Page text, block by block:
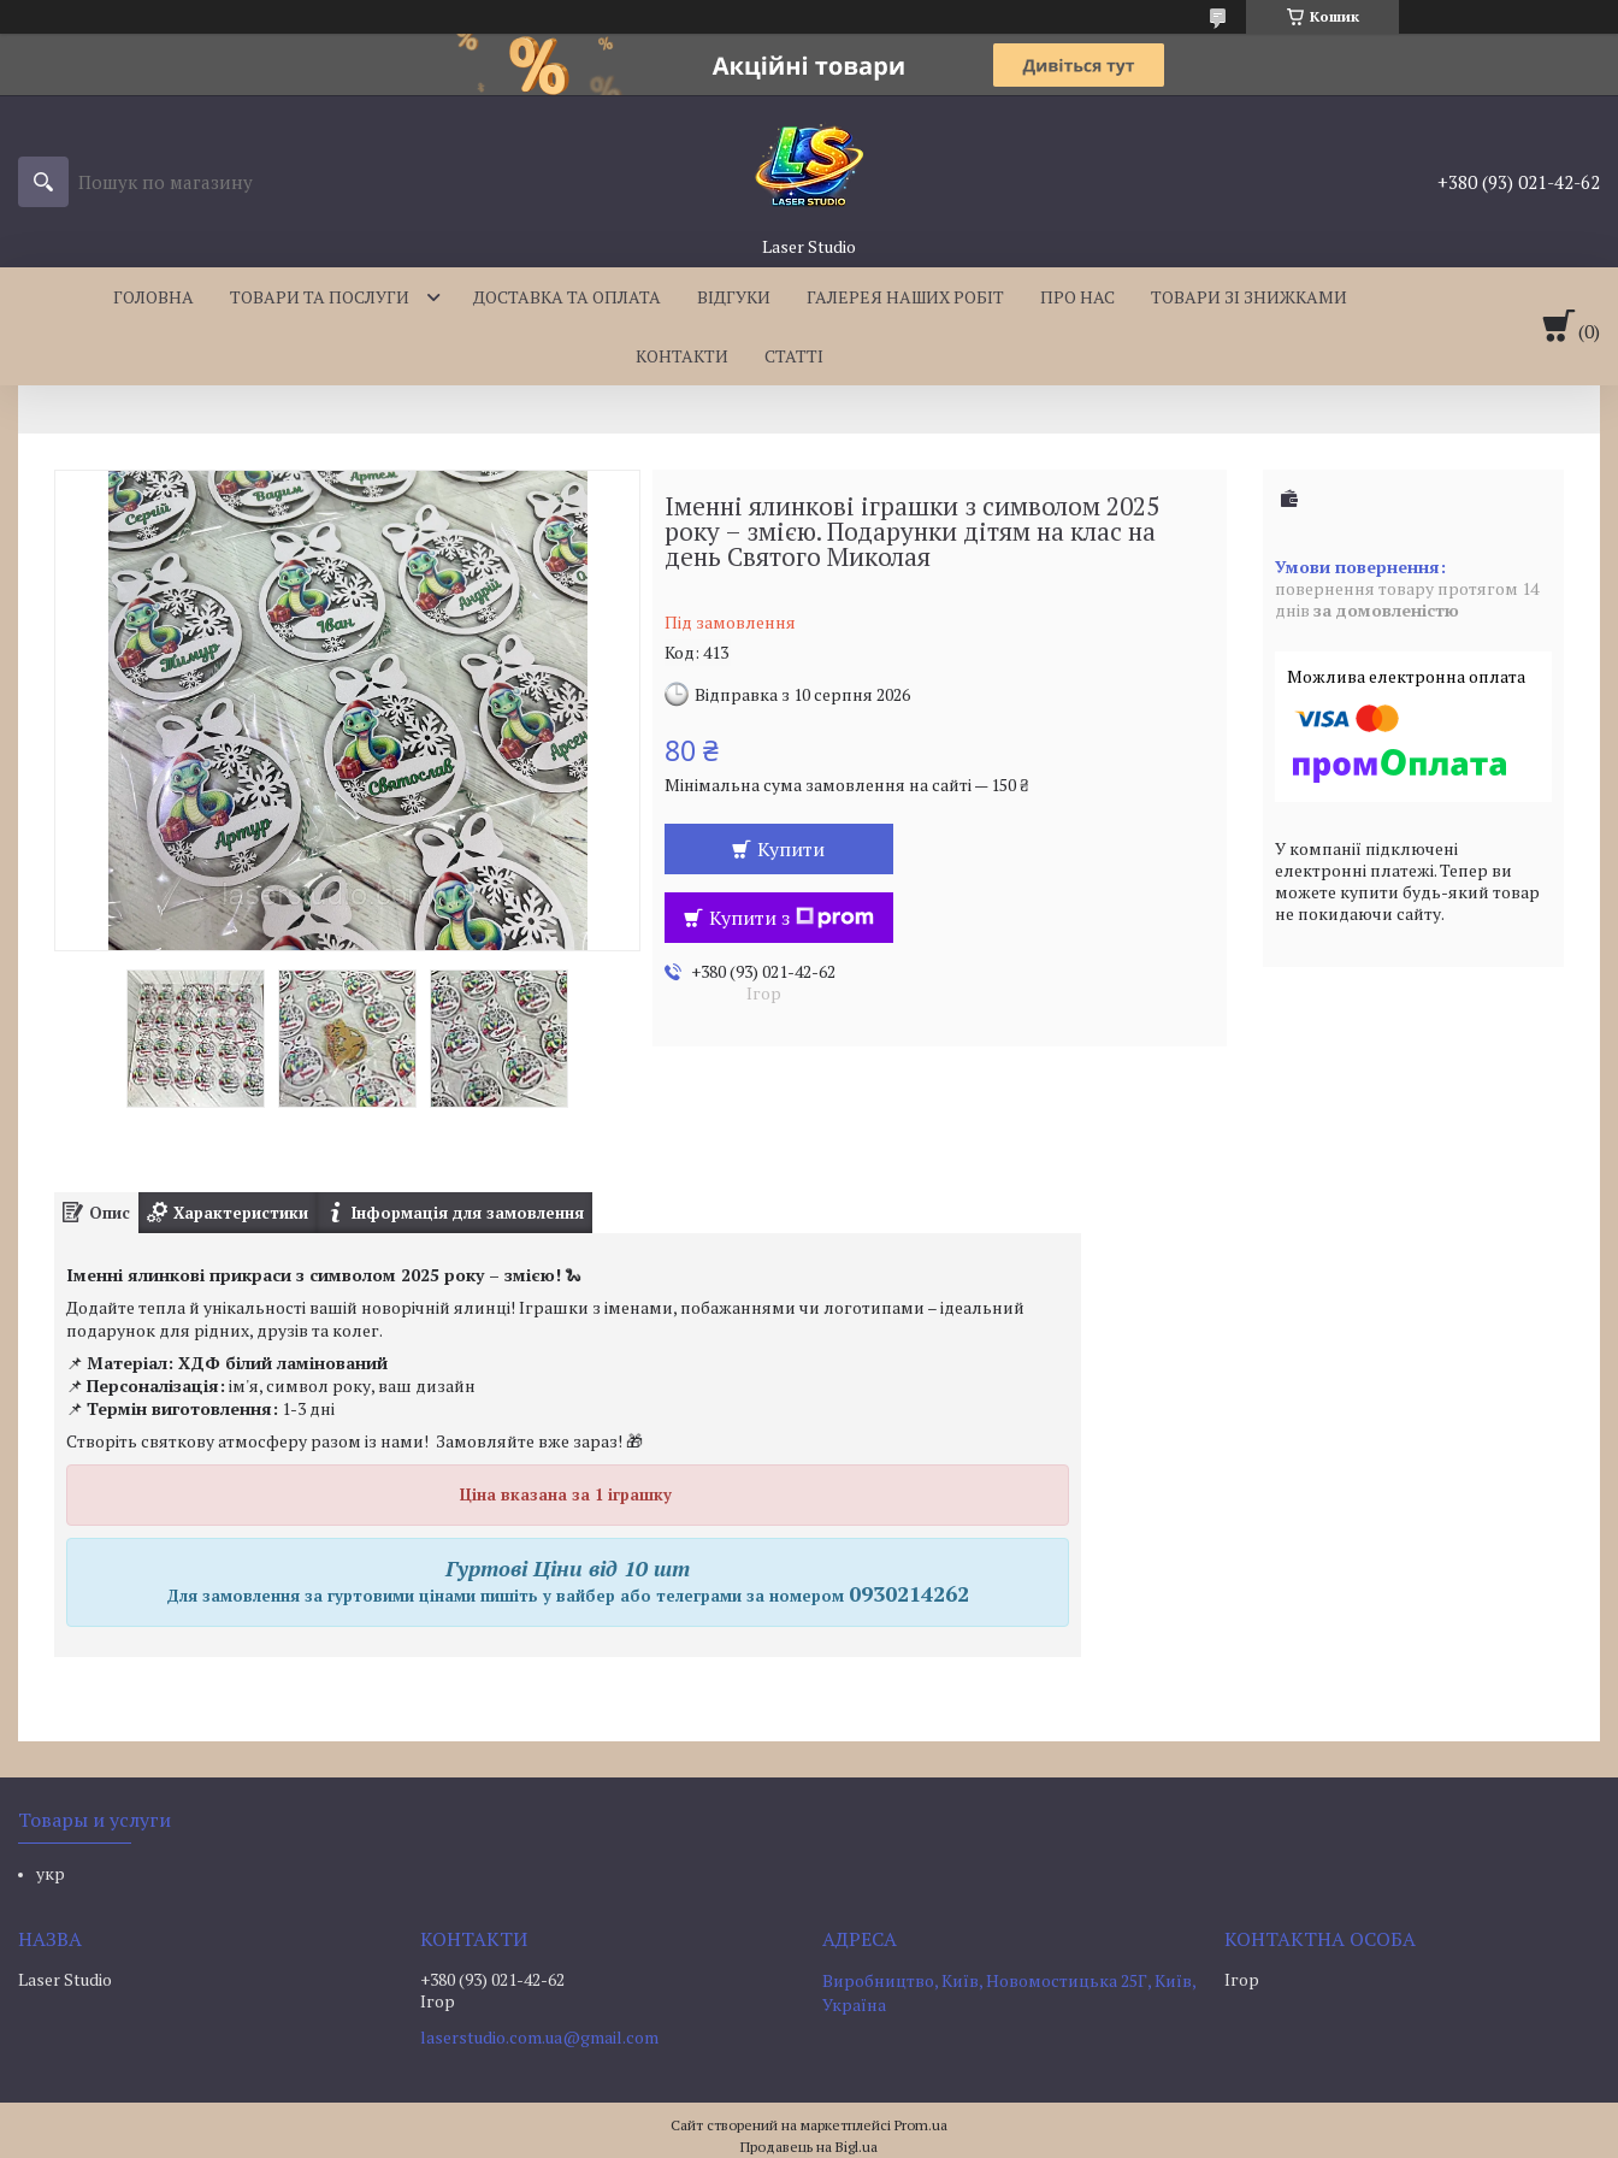
Кошик
Laser Studio
+380 (93) 021-42-62
ГОЛОВНА ТОВАРИ ТА ПОСЛУГИ ДОСТАВКА ТА ОПЛАТА ВІДГУКИ ГАЛЕРЕЯ НАШИХ РОБІТ ПРО НАС ТОВАРИ ЗІ ЗНИЖКАМИ
КОНТАКТИ СТАТТІ
Іменні ялинкові іграшки з символом 2025
року – змією. Подарунки дітям на клас на
день Святого Миколая
Під замовлення
Код: 413
Відправка з 10 серпня 2026
80 ₴
Мінімальна сума замовлення на сайті — 150 ₴
Купити
Купити з
+380 (93) 021-42-62
Ігор
повернення товару протягом 14
днів за домовленістю
У компанії підключені
електронні платежі. Тепер ви
можете купити будь-який товар
не покидаючи сайту.
Опис Характеристики Інформація для замовлення
Іменні ялинкові прикраси з символом 2025 року – змією!🐍
Додайте тепла й унікальності вашій новорічній ялинці! Іграшки з іменами, побажаннями чи логотипами – ідеальний
подарунок для рідних, друзів та колег.
📌 Матеріал: ХДФ білий ламінований
📌 Персоналізація: ім'я, символ року, ваш дизайн
📌 Термін виготовлення: 1-3 дні
Створіть святкову атмосферу разом із нами! Замовляйте вже зараз! 🎁
Ціна вказана за 1 іграшку
Гуртові Ціни від 10 шт
Для замовлення за гуртовими цінами пишіть у вайбер або телеграми за номером 0930214262
Товары и услуги
укр
Laser Studio
+380 (93) 021-42-62
Ігор
laserstudio.com.ua@gmail.com
Виробництво, Київ, Новомостицька 25Г, Київ,
Україна
Ігор
Сайт створений на маркетплейсі Prom.ua
Продавець на Bigl.ua